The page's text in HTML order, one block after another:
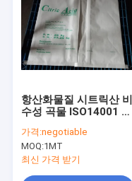
항산화물질 시트릭산 비
수성 곡물 ISO14001 인
가격:negotiable
MOQ:1MT
최신 가격 받기